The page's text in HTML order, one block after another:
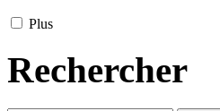
Plus
Rechercher